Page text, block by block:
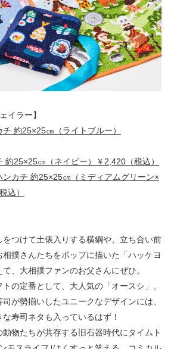
イラー】
チ 約25×25㎝（ライトブルー）
約25×25㎝（ネイビー）￥2,420（税込）
ンカチ 約25×25㎝（ミディアムグリーン×
込）
つけて土俵入りする横綱や、立ち合い前
撲さんたちをポップに描いた「ハッケヨ
、大相撲ファンのお父さんにぜひ。
の定番として、大人気の「オースシ」。
が勢揃いしたユニークなデザインには、
寿司ネタも入っているはず！
動物たちが共存する旧石器時代にタイムト